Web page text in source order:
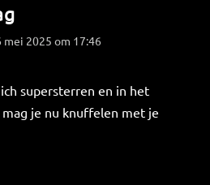
2025 om 17:46
supersterren en in het
je nu knuffelen met je